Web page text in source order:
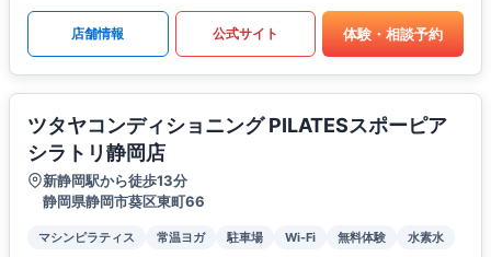
店舗情報 公式サイト 体験・相談予約
ツタヤコンディショニング PILATESスポーピア
シラトリ静岡店
新静岡駅から徒歩13分
静岡県静岡市葵区東町66
マシンピラティス 常温ヨガ 駐車場 Wi-Fi 無料体験 水素水